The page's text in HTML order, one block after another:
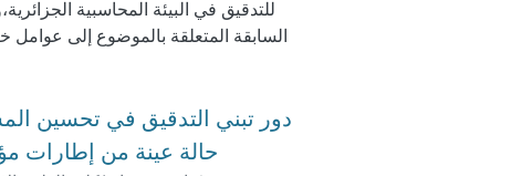
للتدقيق في البيئة المحاسبية
السابقة المتعلقة بالموضوع إلى
الاستقلالية، فريق العمل،الأتعاب
التحليلي لتحليل العلاقة بين العوامل
جهة أخرى من حيث أربع متغيرات
دور تبني التدقيق في تحسين
حالة عينة من إطارات